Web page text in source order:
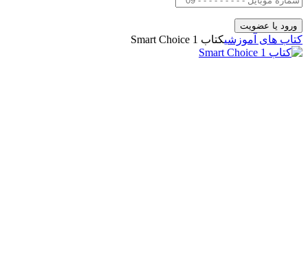
کتاب های آموزشیکتاب Smart Choice 1